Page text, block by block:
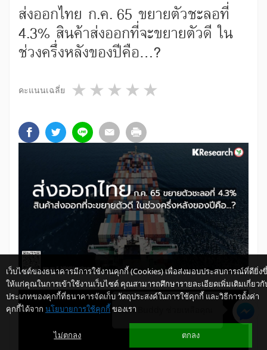
ส่งออกไทย ก.ค. 65 ขยายตัวชะลอที่
4.3% สินค้าส่งออกที่จะขยายตัวดี ใน
ช่วงครึ่งหลังของปีคือ...?
คะแนนเฉลี่ย 4 stars
3 stars
2 stars
1 star
เว็บไซต์ของธนาคารมีการใช้งานคุกกี้ (Cookies) เพื่อส่งมอบประสบการณ์ที่ดียิ่ง
ให้แก่คุณในการเข้าใช้งานเว็บไซต์ คุณสามารถศึกษารายละเอียดเพิ่มเติมเกี่ยวกั
ประเภทของคุกกี้ที่ธนาคารจัดเก็บ วัตถุประสงค์ในการใช้คุกกี้ และวิธีการตั้งค่า
คุกกี้ได้จาก นโยบายการใช้คุกกี้ ของเรา
ไม่ตกลง ตกลง
ให้ K-Buddy ช่วยเหลือคุณ